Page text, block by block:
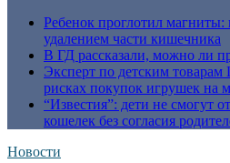
Ребенок проглотил магниты:
удалением части кишечника
В ГД рассказали, можно ли
Эксперт по детским товарам
рисках покупок игрушек на
“Известия”: дети не смогут
кошелек без согласия
Новости